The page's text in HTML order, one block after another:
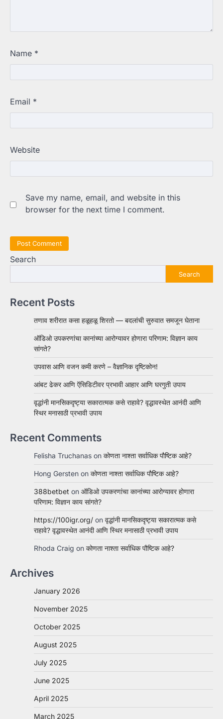
Name *
Email *
Website
Save my name, email, and website in this
browser for the next time I comment.
Search
Search
Recent Posts
तणाव शरीरात कसा हळूहळू शिरतो — बदलांची सुरुवात समजून घेताना
ऑडिओ उपकरणांचा कानांच्या आरोग्यावर होणारा परिणाम: विज्ञान काय
सांगते?
उपवास आणि वजन कमी करणे – वैज्ञानिक दृष्टिकोन!
आंबट ढेकर आणि ऍसिडिटीवर प्रभावी आहार आणि घरगुती उपाय
वृद्धांनी मानसिकदृष्ट्या सकारात्मक कसे राहावे? वृद्धावस्थेत आनंदी आणि
स्थिर मनासाठी प्रभावी उपाय
Recent Comments
Felisha Truchanas on कोणता नाश्ता सर्वाधिक पौष्टिक आहे?
Hong Gersten on कोणता नाश्ता सर्वाधिक पौष्टिक आहे?
388betbet on ऑडिओ उपकरणांचा कानांच्या आरोग्यावर होणारा
परिणाम: विज्ञान काय सांगते?
https://100igr.org/ on वृद्धांनी मानसिकदृष्ट्या सकारात्मक कसे
राहावे? वृद्धावस्थेत आनंदी आणि स्थिर मनासाठी प्रभावी उपाय
Rhoda Craig on कोणता नाश्ता सर्वाधिक पौष्टिक आहे?
Archives
January 2026
November 2025
October 2025
August 2025
July 2025
June 2025
April 2025
March 2025